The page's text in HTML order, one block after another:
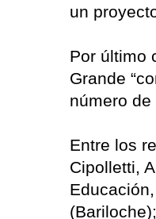
un
Por último
Grande
número de
Entre los
Cipolletti,